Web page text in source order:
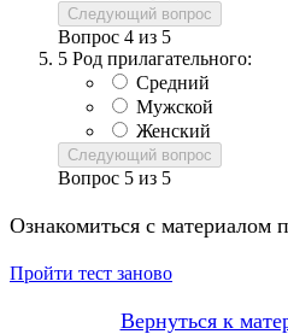
Следующий вопрос
Вопрос 4 из 5
5 Род прилагательного:
Средний
Мужской
Женский
Следующий вопрос
Вопрос 5 из 5
Ознакомиться с материалом
Пройти тест заново
Вернуться к